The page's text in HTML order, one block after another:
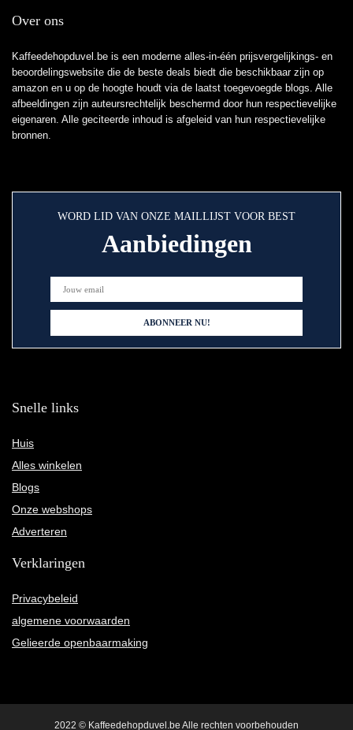
Over ons
Kaffeedehopduvel.be is een moderne alles-in-één prijsvergelijkings- en
beoordelingswebsite die de beste deals biedt die beschikbaar zijn op
amazon en u op de hoogte houdt via de laatst toegevoegde blogs. Alle
afbeeldingen zijn auteursrechtelijk beschermd door hun respectievelijke
eigenaren. Alle geciteerde inhoud is afgeleid van hun respectievelijke
bronnen.
WORD LID VAN ONZE MAILLIJST VOOR BEST
Aanbiedingen
Snelle links
Huis
Alles winkelen
Blogs
Onze webshops
Adverteren
Verklaringen
Privacybeleid
algemene voorwaarden
Gelieerde openbaarmaking
2022 © Kaffeedehopduvel.be Alle rechten voorbehouden